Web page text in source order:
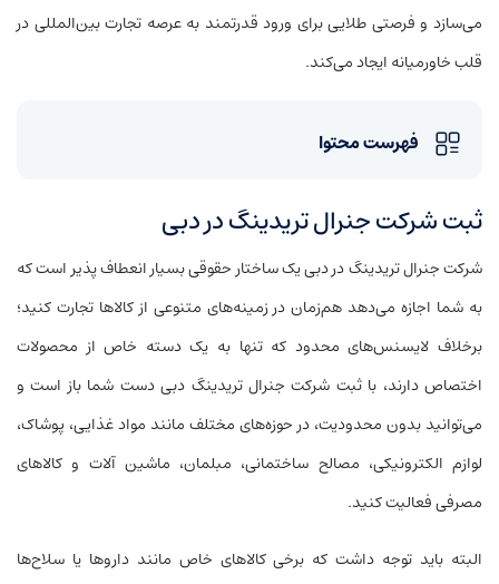
می‌سازد و فرصتی طلایی برای ورود قدرتمند به عرصه تجارت بین‌المللی در
قلب خاورمیانه ایجاد می‌کند.
فهرست محتوا
ثبت شرکت جنرال تریدینگ در دبی
شرکت جنرال تریدینگ در دبی یک ساختار حقوقی بسیار انعطاف پذیر است که
به شما اجازه می‌دهد هم‌زمان در زمینه‌های متنوعی از کالاها تجارت کنید؛
برخلاف لایسنس‌های محدود که تنها به یک دسته خاص از محصولات
اختصاص دارند، با ثبت شرکت جنرال تریدینگ دبی دست شما باز است و
می‌توانید بدون محدودیت، در حوزه‌های مختلف مانند مواد غذایی، پوشاک،
لوازم الکترونیکی، مصالح ساختمانی، مبلمان، ماشین آلات و کالاهای
مصرفی فعالیت کنید.
البته باید توجه داشت که برخی کالاهای خاص مانند داروها یا سلاح‌ها